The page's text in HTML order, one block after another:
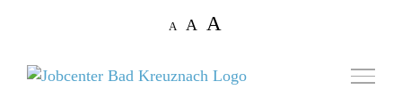
A
Decrease
font
A Reset
A
size.